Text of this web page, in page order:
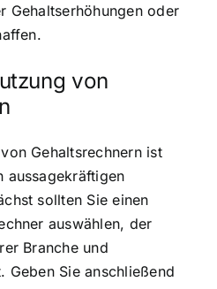
Gehaltserhöhungen oder
von
Gehaltsrechnern ist
aussagekräftigen
sollten Sie einen
auswählen, der
Branche und
Geben Sie anschließend